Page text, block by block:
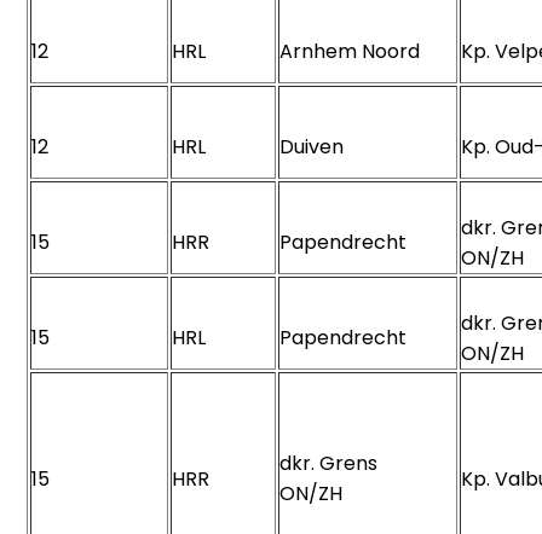
12 HRL Arnhem Noord Kp.
12 HRL Duiven Kp.
15 HRR Papendrecht
dkr.
ON/ZH
15 HRL Papendrecht
dkr.
ON/ZH
15 HRR
dkr. Grens
ON/ZH
Kp.